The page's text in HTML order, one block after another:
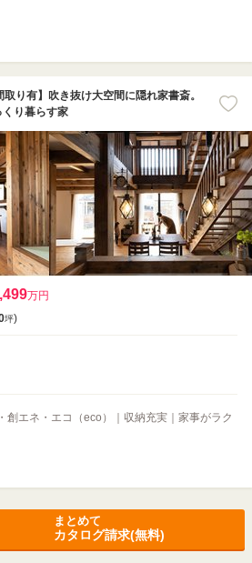
取り有】吹き抜け大空間に隠れ家書斎。
り暮らす家
万円
坪)
創エネ・エコ（eco）｜収納充実｜家事がラク
まとめて
カタログ請求(無料)